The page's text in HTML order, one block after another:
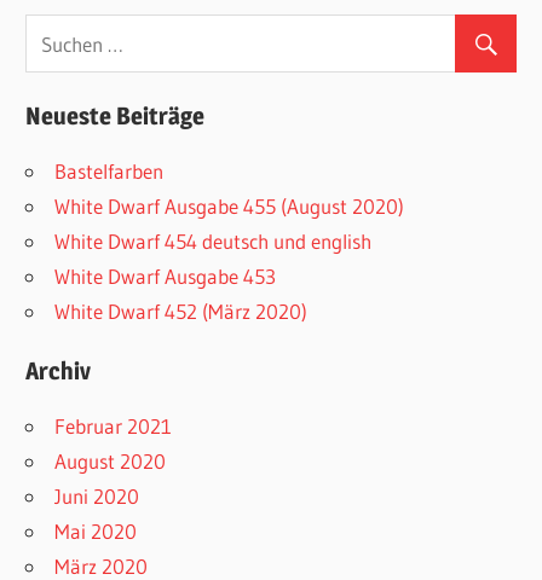
Neueste Beiträge
Bastelfarben
White Dwarf Ausgabe 455 (August 2020)
White Dwarf 454 deutsch und english
White Dwarf Ausgabe 453
White Dwarf 452 (März 2020)
Archiv
Februar 2021
August 2020
Juni 2020
Mai 2020
März 2020